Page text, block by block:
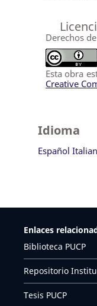
Derechos
Esta obra
Creative
Idioma
Español
Enlaces
Biblioteca PUCP
Repositorio
Tesis PUCP